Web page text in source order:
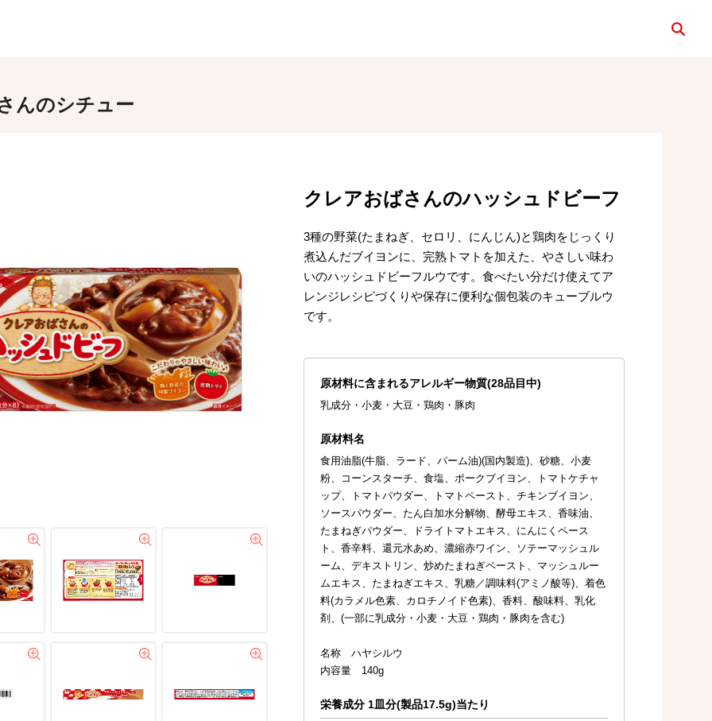
んのシチュー
クレアおばさんのハッシュドビーフ
3種の野菜(たまねぎ、セロリ、にんじん)と鶏肉をじっくり
煮込んだブイヨンに、完熟トマトを加えた、やさしい味わ
いのハッシュドビーフルウです。食べたい分だけ使えてア
レンジレシピづくりや保存に便利な個包装のキューブルウ
です。
原材料に含まれるアレルギー物質(28品目中)
乳成分・小麦・大豆・鶏肉・豚肉
原材料名
食用油脂(牛脂、ラード、パーム油)(国内製造)、砂糖、小麦
粉、コーンスターチ、食塩、ポークブイヨン、トマトケチャ
ップ、トマトパウダー、トマトペースト、チキンブイヨン、
ソースパウダー、たん白加水分解物、酵母エキス、香味油、
たまねぎパウダー、ドライトマトエキス、にんにくペース
ト、香辛料、還元水あめ、濃縮赤ワイン、ソテーマッシュル
ーム、デキストリン、炒めたまねぎペースト、マッシュルー
ムエキス、たまねぎエキス、乳糖／調味料(アミノ酸等)、着色
料(カラメル色素、カロチノイド色素)、香料、酸味料、乳化
剤、(一部に乳成分・小麦・大豆・鶏肉・豚肉を含む)
名称 ハヤシルウ
内容量 140g
栄養成分 1皿分(製品17.5g)当たり